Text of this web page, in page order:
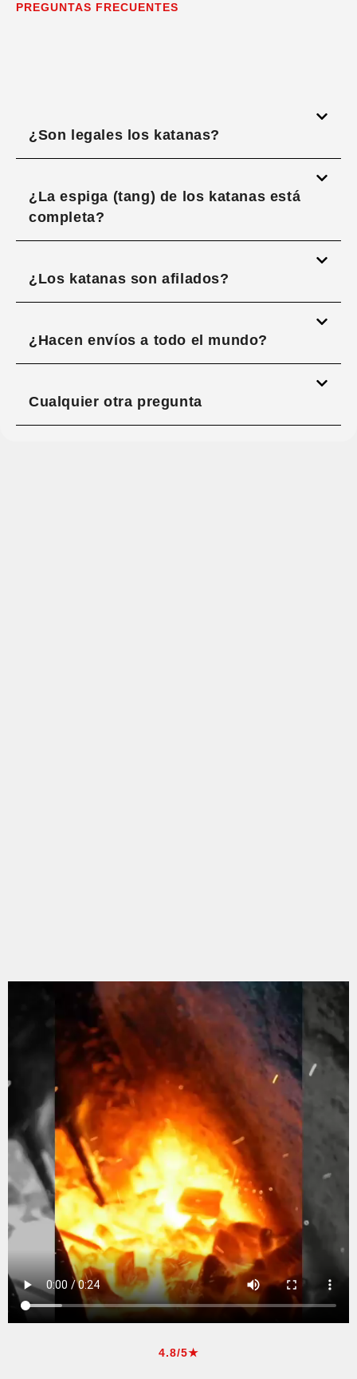
PREGUNTAS FRECUENTES
¿Son legales los katanas?
¿La espiga (tang) de los katanas está
completa?
¿Los katanas son afilados?
¿Hacen envíos a todo el mundo?
Cualquier otra pregunta
4.8/5★